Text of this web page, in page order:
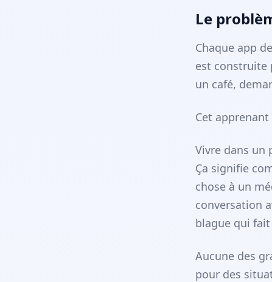
Le
Chaque app
est construite
un café,
Cet
Vivre dans un
Ça signifie
chose à un
conversation
blague qui
Aucune des
pour des